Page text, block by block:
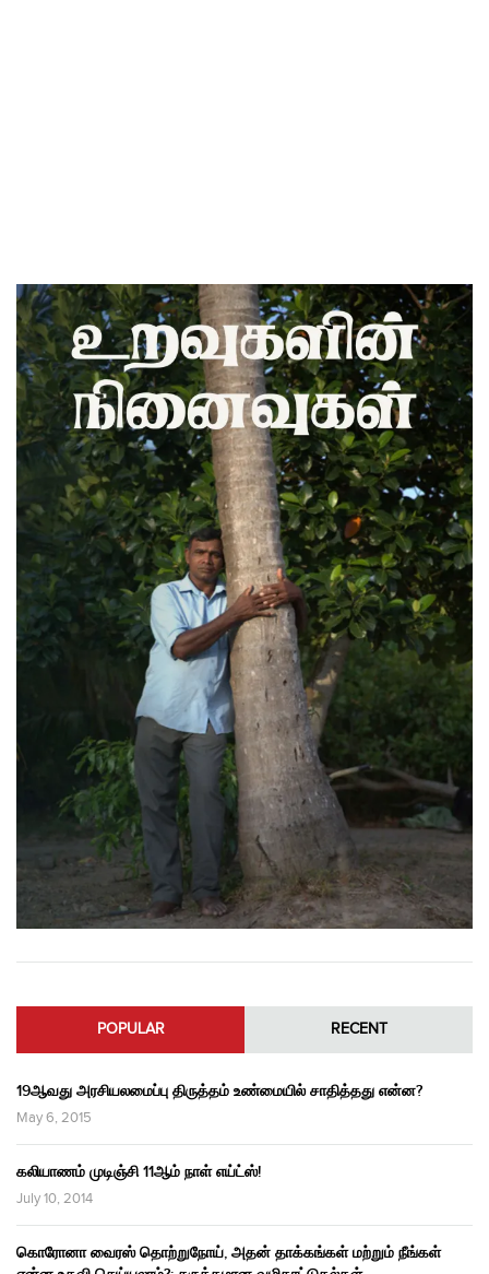
POPULAR RECENT
19ஆவது அரசியலமைப்பு திருத்தம் உண்மையில் சாதித்தது என்ன?
May 6, 2015
கலியாணம் முடிஞ்சி 11ஆம் நாள் எய்ட்ஸ்!
July 10, 2014
கொரோனா வைரஸ் தொற்றுநோய், அதன் தாக்கங்கள் மற்றும் நீங்கள்